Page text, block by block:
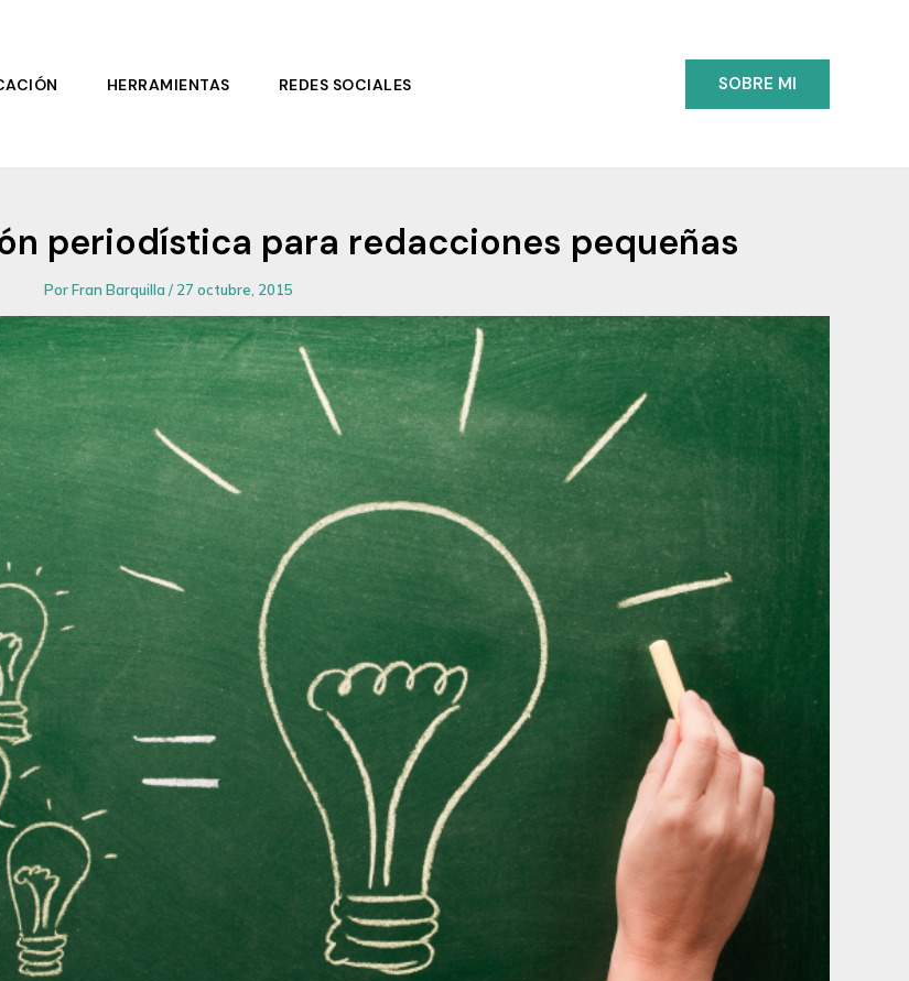
HERRAMIENTAS REDES SOCIALES SOBRE MI
periodística para redacciones pequeñas
PorFran Barquilla/ 27 octubre, 2015